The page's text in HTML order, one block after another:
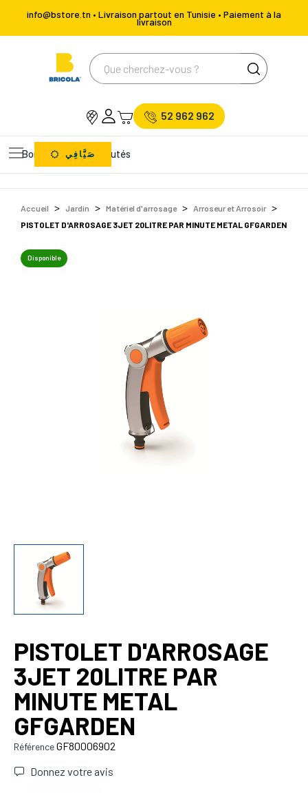
info@bstore.tn • Livraison partout en Tunisie • Paiement à la
livraison
52 962 962
Bons Plans Nouveautés
صَيَّافِي
Accueil Jardin Matériel d'arrosage
Arroseur et Arrosoir
PISTOLET D'ARROSAGE 3JET 20LITRE PAR MINUTE METAL GFGARDEN
Disponible
PISTOLET D'ARROSAGE
3JET 20LITRE PAR
MINUTE METAL
GFGARDEN
RéférenceGF80006902
Donnez votre avis